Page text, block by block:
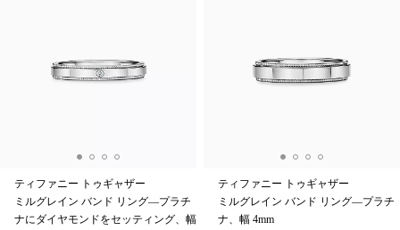
ティファニー トゥギャザー
ミルグレイン バンド リング—プラチ
ナにダイヤモンドをセッティング、幅
ティファニー トゥギャザー
ミルグレイン バンド リング—プラチ
ナ、幅 4mm